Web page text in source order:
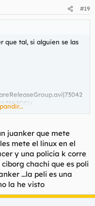
#19
que tal, si alguien se las
juanker que mete
mete el linux en el
y una policia k corre
chachi que es poli
...la peli es una
la he visto